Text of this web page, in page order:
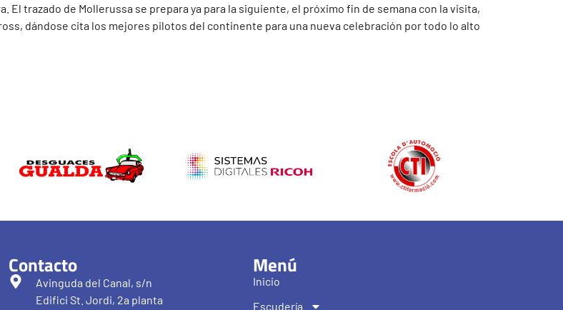
El trazado de Mollerussa se prepara ya para la siguiente, el próximo fin de semana con la visita,
dándose cita los mejores pilotos del continente para una nueva celebración por todo lo alto
Contacto
Avinguda del Canal, s/n
Edifici St. Jordi, 2a planta
Menú
Inicio
Escudería